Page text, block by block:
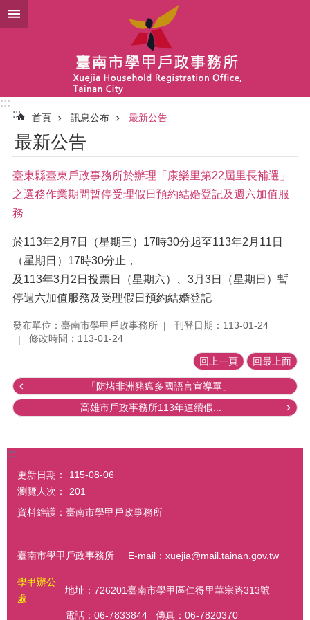
跳到主要內容區塊
:::
:::
首頁 訊息公布 最新公告
最新公告
臺東縣臺東戶政事務所於辦理「康樂里第22屆里長補選」
之選務作業期間暫停受理假日預約結婚登記及週六加值服
務
於113年2月7日（星期三）17時30分起至113年2月11日
（星期日）17時30分止，
及113年3月2日投票日（星期六）、3月3日（星期日）暫
停週六加值服務及受理假日預約結婚登記
發布單位：臺南市學甲戶政事務所
刊登日期：113-01-24
修改時間：113-01-24
回上一頁 回最上面
「防堵非洲豬瘟多國語言宣導單」
高雄市戶政事務所113年連續假...
:::
更新日期：
115-08-06
瀏覽人次：
201
資料維護：臺南市學甲戶政事務所
臺南市學甲戶政事務所 E-mail： xuejia@mail.tainan.gov.tw
學甲辦公
處
地址：726201臺南市學甲區仁得里華宗路313號
電話：06-7833844 傳真：06-7820370